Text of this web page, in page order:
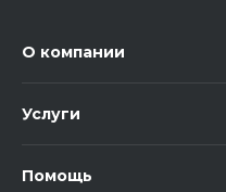
О компании
Услуги
Помощь